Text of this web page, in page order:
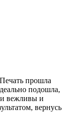
прошла
подошла,
вежливы и
вернусь